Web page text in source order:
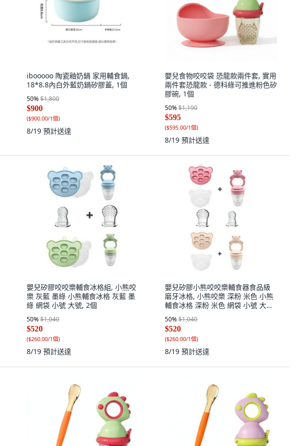
ibooooo 陶瓷釉奶鍋 家用輔食鍋,
18*8.8內白外藍奶鍋矽膠蓋, 1個
50%$1,800
$900
($900.00/1個)
8/19 預計送達
嬰兒食物咬咬袋 恐龍款兩件套, 實用
兩件套恐龍款 - 德科綠可推進粉色矽
膠碗, 1個
50%$1,190
$595
($595.00/1個)
8/19 預計送達
嬰兒矽膠咬咬樂輔食冰格組, 小熊咬
樂 灰藍 墨綠 小熊輔食冰格 灰藍 墨
綠 網袋 小號 大號, 2個
50%$1,040
$520
($260.00/1個)
8/19 預計送達
嬰兒矽膠小熊咬咬樂輔食器食品級
磨牙冰格, 小熊咬樂 深粉 米色 小熊
輔食冰格 深粉 米色 網袋 小號 大號,
50%$1,040
$520
($260.00/1個)
8/19 預計送達